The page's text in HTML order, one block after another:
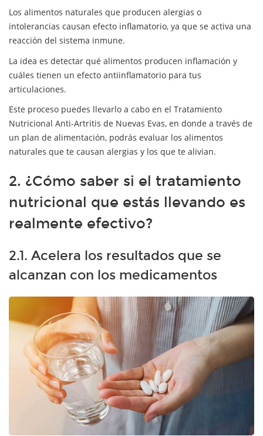
Los alimentos naturales que producen alergias o
intolerancias causan efecto inflamatorio, ya que se activa una
reacción del sistema inmune.
La idea es detectar qué alimentos producen inflamación y
cuáles tienen un efecto antiinflamatorio para tus
articulaciones.
Este proceso puedes llevarlo a cabo en el Tratamiento
Nutricional Anti-Artritis de Nuevas Evas, en donde a través de
un plan de alimentación, podrás evaluar los alimentos
naturales que te causan alergias y los que te alivian.
2. ¿Cómo saber si el tratamiento
nutricional que estás llevando es
realmente efectivo?
2.1. Acelera los resultados que se
alcanzan con los medicamentos